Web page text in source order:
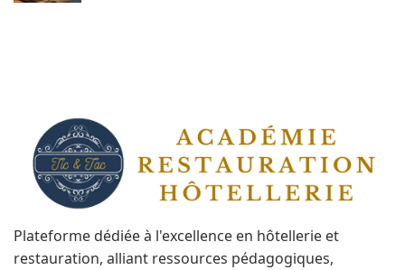
Plateforme dédiée à l'excellence en hôtellerie et
restauration, alliant ressources pédagogiques,